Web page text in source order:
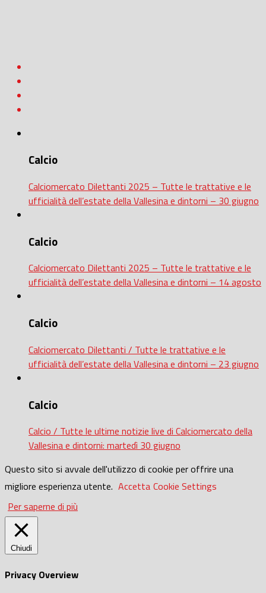
Calcio
Calciomercato Dilettanti 2025 – Tutte le trattative e le
ufficialità dell’estate della Vallesina e dintorni – 30 giugno
Calcio
Calciomercato Dilettanti 2025 – Tutte le trattative e le
ufficialità dell’estate della Vallesina e dintorni – 14 agosto
Calcio
Calciomercato Dilettanti / Tutte le trattative e le
ufficialità dell’estate della Vallesina e dintorni – 23 giugno
Calcio
Calcio / Tutte le ultime notizie live di Calciomercato della
Vallesina e dintorni: martedì 30 giugno
Questo sito si avvale dell'utilizzo di cookie per offrire una
migliore esperienza utente. Accetta Cookie Settings
Per saperne di più
Chiudi
Privacy Overview